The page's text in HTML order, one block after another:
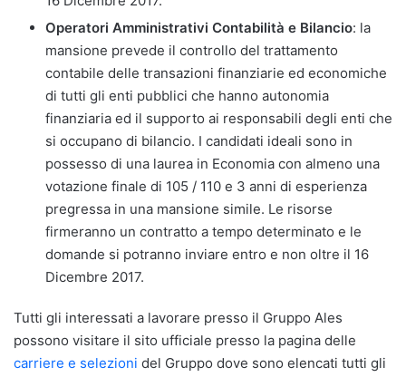
Operatori Amministrativi Contabilità e Bilancio: la
mansione prevede il controllo del trattamento
contabile delle transazioni finanziarie ed economiche
di tutti gli enti pubblici che hanno autonomia
finanziaria ed il supporto ai responsabili degli enti che
si occupano di bilancio. I candidati ideali sono in
possesso di una laurea in Economia con almeno una
votazione finale di 105 / 110 e 3 anni di esperienza
pregressa in una mansione simile. Le risorse
firmeranno un contratto a tempo determinato e le
domande si potranno inviare entro e non oltre il 16
Dicembre 2017.
Tutti gli interessati a lavorare presso il Gruppo Ales
possono visitare il sito ufficiale presso la pagina delle
carriere e selezioni del Gruppo dove sono elencati tutti gli